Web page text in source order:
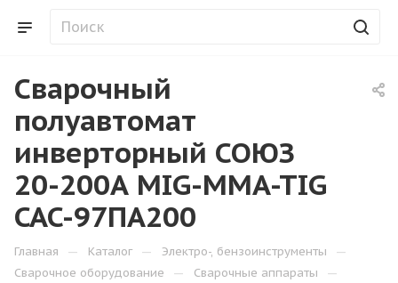
Сварочный
полуавтомат
инверторный СОЮЗ
20-200А MIG-MMA-TIG
CAC-97ПА200
Главная — Каталог — Электро-, бензоинструменты —
Сварочное оборудование — Сварочные аппараты —